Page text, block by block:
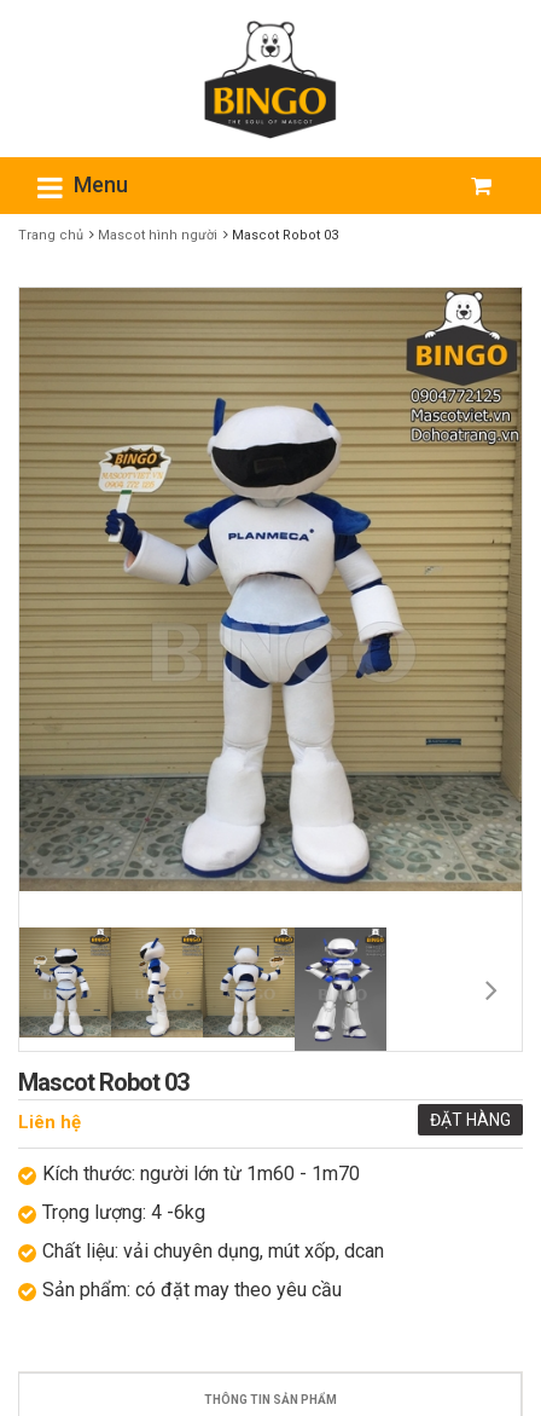
Menu
Trang chủ Mascot​ hình người Mascot Robot 03
Mascot Robot 03
ĐẶT HÀNG
Liên hệ
Kích thước: người lớn từ 1m60 - 1m70
Trọng lượng: 4 -6kg
Chất liệu: vải chuyên dụng, mút xốp, dcan
Sản phẩm: có đặt may theo yêu cầu
THÔNG TIN SẢN PHẨM